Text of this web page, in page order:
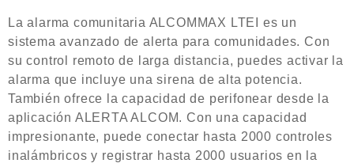
La alarma comunitaria ALCOMMAX LTEI es un
sistema avanzado de alerta para comunidades. Con
su control remoto de larga distancia, puedes activar la
alarma que incluye una sirena de alta potencia.
También ofrece la capacidad de perifonear desde la
aplicación ALERTA ALCOM. Con una capacidad
impresionante, puede conectar hasta 2000 controles
inalámbricos y registrar hasta 2000 usuarios en la